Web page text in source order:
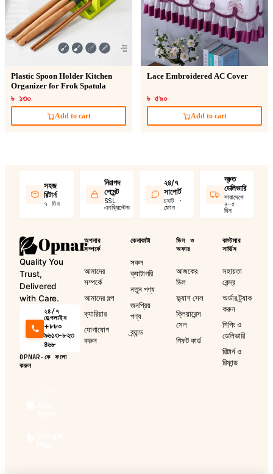
Plastic Spoon Holder Kitchen
Organizer for Frok Spatula
৳ ১৩০
Add to cart
Lace Embroidered AC Cover
৳ ৫৯০
Add to cart
সহজ
রিটার্ন
৭ দিন
নিরাপদ
পেমেন্ট
SSL
এনক্রিপ্টেড
২৪/৭
সাপোর্ট
চ্যাট ·
ফোন
দ্রুত
ডেলিভারি
সারাদেশে
২–৫
দিন
Quality You
Trust,
Delivered
with Care.
২৪/৭
হেল্পলাইন
+৮৮০
৯৬১৩-৮২৩
৪৬৮
OPNAR-কে ফলো
করুন
অপনার
সম্পর্কে
আমাদের
সম্পর্কে
আমাদের গল্প
ক্যারিয়ার
যোগাযোগ
করুন
কেনাকাটা
সকল
ক্যাটাগরি
নতুন পণ্য
জনপ্রিয়
পণ্য
ব্র্যান্ড
ডিল ও
অফার
আজকের
ডিল
ফ্ল্যাশ সেল
ক্লিয়ারেন্স
সেল
গিফট কার্ড
কাস্টমার
সার্ভিস
সহায়তা
কেন্দ্র
অর্ডার ট্র্যাক
করুন
শিপিং ও
ডেলিভারি
রিটার্ন ও
রিফান্ড